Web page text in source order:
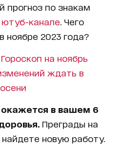
прогноз по знакам
ютуб-канале . Чего
ноябре 2023 года?
Гороскоп на ноябрь
ждать в
в вашем 6
Преграды на
новую работу.